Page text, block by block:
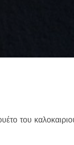
του
your